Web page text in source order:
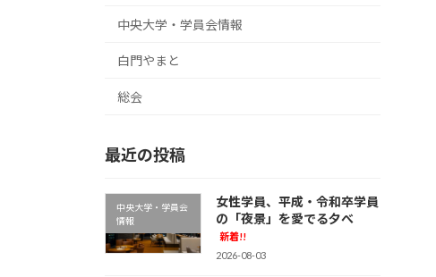
中央大学・学員会情報
白門やまと
総会
最近の投稿
中央大学・学員会
情報
女性学員、平成・令和卒学員
の「夜景」を愛でる夕べ
新着!!
2026-08-03